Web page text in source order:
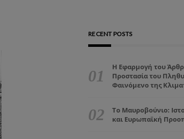
RECENT POSTS
Η Εφαρμογή του
Προστασία του
Φαινόμενο της
Το Μαυροβούνιο:
και Ευρωπαϊκή